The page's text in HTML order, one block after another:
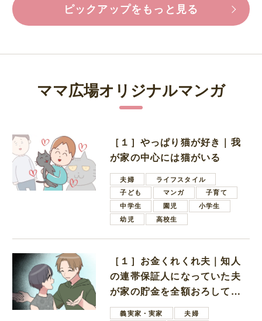
ピックアップをもっと見る
ママ広場オリジナルマンガ
［１］やっぱり猫が好き｜我
が家の中心には猫がいる
夫婦
ライフスタイル
子ども
マンガ
子育て
中学生
園児
小学生
幼児
高校生
［１］お金くれくれ夫｜知人
の連帯保証人になっていた夫
が家の貯金を全額おろしてほ
しいと言ってきた
義実家・実家
夫婦